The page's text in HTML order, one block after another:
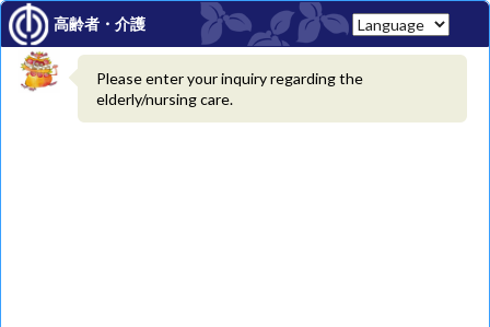
しばらく待ってもチャットボットが表示されない場合、
管理者へお問い合わせください。